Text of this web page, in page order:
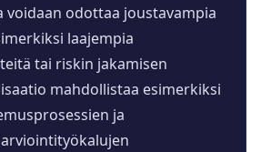
voidaan odottaa joustavampia
laajempia
tai riskin jakamisen
mahdollistaa esimerkiksi
ja